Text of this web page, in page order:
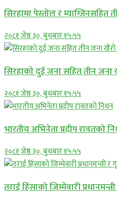
सिरहामा पेस्तोल र म्याग्जिनसहित
२०८१ जेष्ठ ३०, बुधबार १५:५५
सिरहाकाे दुई जना सहित तीन जना
२०८१ जेष्ठ ३०, बुधबार १५:५५
भारतीय अभिनेता प्रदीप रावतको
२०८१ जेष्ठ ३०, बुधबार १५:५५
तराई हिंसाको जिम्मेवारी